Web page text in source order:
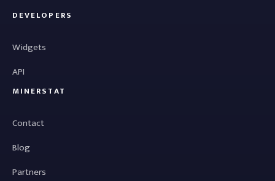
DEVELOPERS
Widgets
API
MINERSTAT
Contact
Blog
Partners